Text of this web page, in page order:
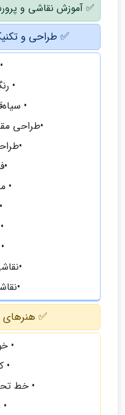
✅ آموزش نقاشی و
✅ طراحی و
•
•
•طراحی
•
✅ هنرهای
•
•
• خط